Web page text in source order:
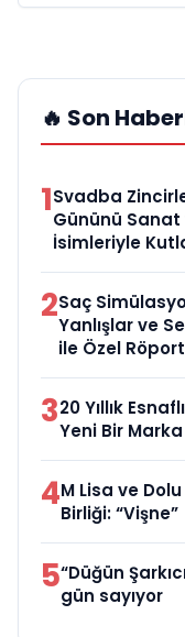
🔥 Son
1Svadba
Gününü Sanat
İsimleriyle
2Saç
Yanlışlar ve
ile Özel
320 Yıllık
Yeni Bir Marka
4M Lisa ve
Birliği: “Vişne”
5“Düğün
gün sayıyor